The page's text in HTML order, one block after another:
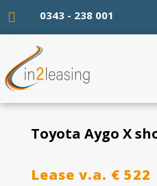
 0343 - 238 001
Toyota Aygo X
Lease v.a. € 522